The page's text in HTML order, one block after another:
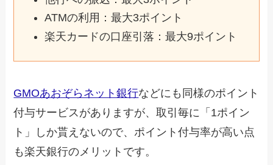
ATMの利用：最大3ポイント
楽天カードの口座引落：最大9ポイント
GMOあおぞらネット銀行などにも同様のポイント
付与サービスがありますが、取引毎に「1ポイン
ト」しか貰えないので、ポイント付与率が高い点
も楽天銀行のメリットです。